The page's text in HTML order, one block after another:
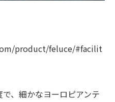
product/feluce/#facilit
、細かなヨーロピアンテ